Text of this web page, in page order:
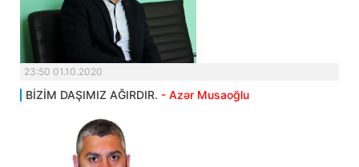
23:50 01.10.2020
BİZİM DAŞIMIZ AĞIRDIR. - Azər Musaoğlu